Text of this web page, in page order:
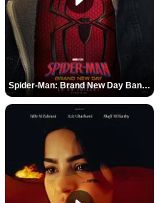
Spider-Man: Brand New Day Bande-annonce VO STFR